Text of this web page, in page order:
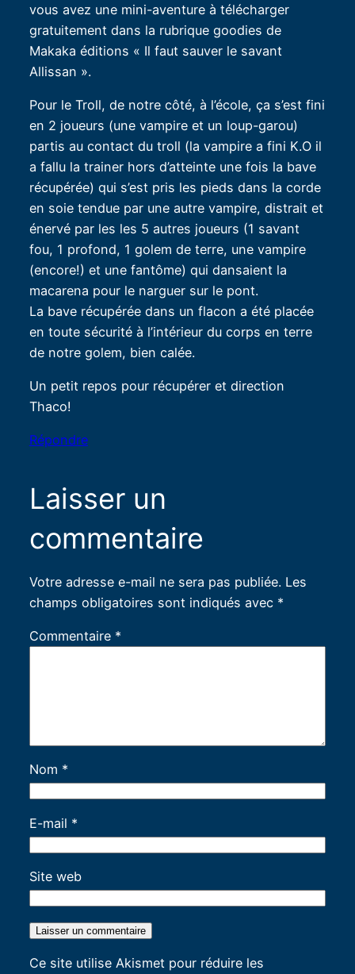
vous avez une mini-aventure à télécharger
gratuitement dans la rubrique goodies de
Makaka éditions « Il faut sauver le savant
Allissan ».
Pour le Troll, de notre côté, à l’école, ça s’est fini
en 2 joueurs (une vampire et un loup-garou)
partis au contact du troll (la vampire a fini K.O il
a fallu la trainer hors d’atteinte une fois la bave
récupérée) qui s’est pris les pieds dans la corde
en soie tendue par une autre vampire, distrait et
énervé par les les 5 autres joueurs (1 savant
fou, 1 profond, 1 golem de terre, une vampire
(encore!) et une fantôme) qui dansaient la
macarena pour le narguer sur le pont.
La bave récupérée dans un flacon a été placée
en toute sécurité à l’intérieur du corps en terre
de notre golem, bien calée.
Un petit repos pour récupérer et direction
Thaco!
Répondre
Laisser un
commentaire
Votre adresse e-mail ne sera pas publiée. Les
champs obligatoires sont indiqués avec *
Commentaire *
Nom *
E-mail *
Site web
Ce site utilise Akismet pour réduire les